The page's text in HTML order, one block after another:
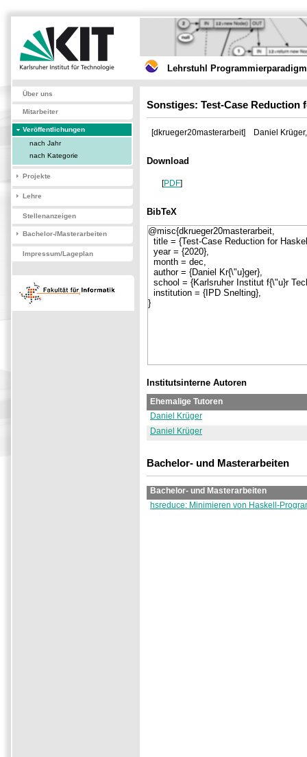
Lehrstuhl
Über uns
Mitarbeiter
Veröffentlichungen
nach Jahr
nach Kategorie
Projekte
Lehre
Stellenanzeigen
Bachelor-/Masterarbeiten
Impressum/Lageplan
Sonstiges: Test-Case Reduction
[dkrueger20masterarbeit] Daniel
Download
[PDF]
BibTeX
Institutsinterne Autoren
Ehemalige Tutoren
Daniel Krüger
Daniel Krüger
Bachelor- und Masterarbeiten
Bachelor- und Masterarbeiten
hsreduce: Minimieren von Haskell-